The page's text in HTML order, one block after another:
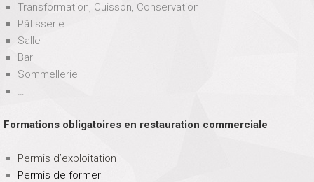
Transformation, Cuisson, Conservation
Pâtisserie
Salle
Bar
Sommellerie
…
Formations obligatoires en restauration commerciale
Permis d’exploitation
Permis de former